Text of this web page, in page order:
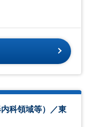
科領域等）／東